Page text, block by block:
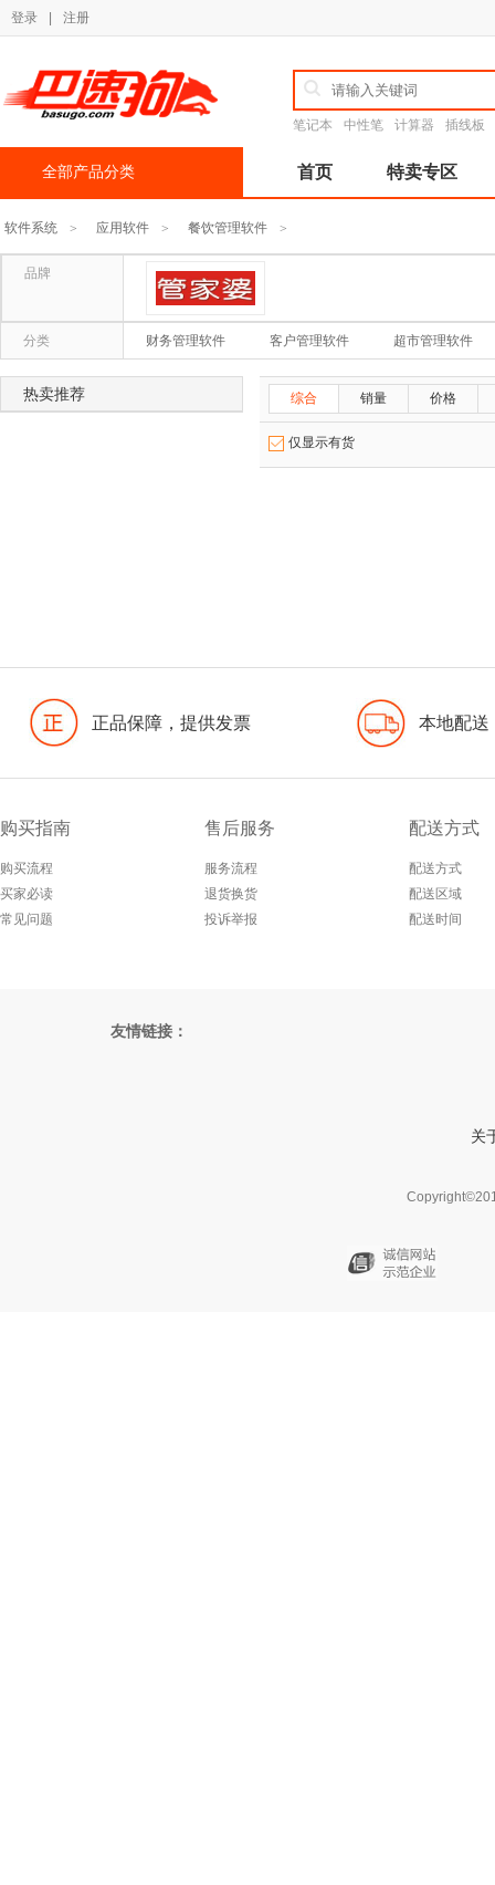
登录 注册
笔记本 中性笔 计算器 插线板
全部产品分类 首页 特卖专区
软件系统 > 应用软件 > 餐饮管理软件 >
品牌
管家婆
分类
财务管理软件 客户管理软件 超市管理软件
热卖推荐 综合 销量 价格
仅显示有货
正品保障，提供发票 本地配送
购买指南
购买流程
买家必读
常见问题
售后服务
服务流程
退货换货
投诉举报
配送方式
配送方式
配送区域
配送时间
友情链接：
关